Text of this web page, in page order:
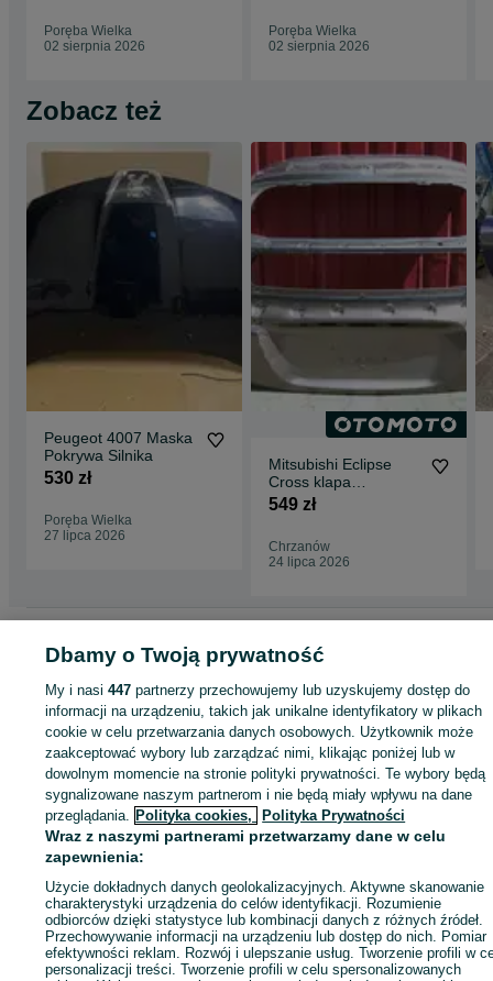
Poręba Wielka
02 sierpnia 2026
Poręba Wielka
02 sierpnia 2026
Zobacz też
Peugeot 4007 Maska
Pokrywa Silnika
530 zł
Poręba Wielka
27 lipca 2026
Mitsubishi Eclipse
Cross klapa
bagażnika
549 zł
Chrzanów
24 lipca 2026
Małopolskie
Osobowe - Poręba Wielka
KATEGORIA
ID:1024449368 Wyświetlenia:
Zadzwoń / SMS Wyślij wiadomość
Dbamy o Twoją prywatność
My i nasi447 partnerzy przechowujemy lub uzyskujemy dostęp do
informacji na urządzeniu, takich jak unikalne identyfikatory w plikach
cookie w celu przetwarzania danych osobowych. Użytkownik może
zaakceptować wybory lub zarządzać nimi, klikając poniżej lub w
dowolnym momencie na stronie polityki prywatności. Te wybory będą
sygnalizowane naszym partnerom i nie będą miały wpływu na dane
przeglądania. Polityka cookies, Polityka Prywatności
Wraz z naszymi partnerami przetwarzamy dane w celu
zapewnienia:
Użycie dokładnych danych geolokalizacyjnych. Aktywne skanowanie
charakterystyki urządzenia do celów identyfikacji. Rozumienie
odbiorców dzięki statystyce lub kombinacji danych z różnych źródeł.
Przechowywanie informacji na urządzeniu lub dostęp do nich. Pomiar
efektywności reklam. Rozwój i ulepszanie usług. Tworzenie profili w
personalizacji treści. Tworzenie profili w celu spersonalizowanych